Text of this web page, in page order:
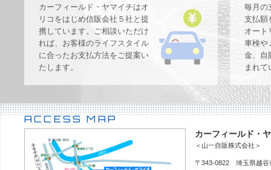
カーフィールド・ヤマイチはオ
リコをはじめ信販会社５社と提
携しています。ご相談いただけ
れば、お客様のライフスタイル
に合ったお支払方法をご提案い
たします。
毎月の
支払額
オート
車検や
金、自
まれて
ACCESS MAP
カーフィールド・
＜山一自販株式会社＞
〒343-0822 埼玉県越谷